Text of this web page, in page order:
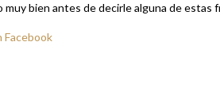
muy bien antes de decirle alguna de estas
Facebook